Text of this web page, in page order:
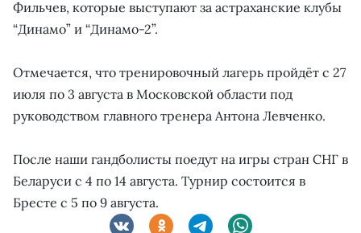
Фильчев, которые выступают за астраханские клубы
“Динамо” и “Динамо-2”.
Отмечается, что тренировочный лагерь пройдёт с 27
июля по 3 августа в Московской области под
руководством главного тренера Антона Левченко.
После наши гандболисты поедут на игры стран СНГ в
Беларуси с 4 по 14 августа. Турнир состоится в
Бресте с 5 по 9 августа.